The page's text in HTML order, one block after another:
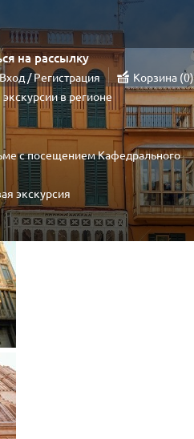
на рассылку
Вход / Регистрация Корзина 0
в регионе
с посещением Кафедрального
экскурсия